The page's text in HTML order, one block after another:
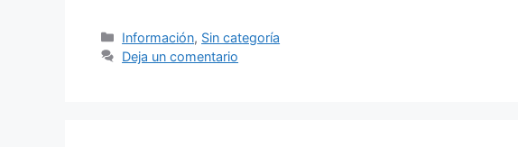
Categorías
Información, Sin categoría
Deja un comentario